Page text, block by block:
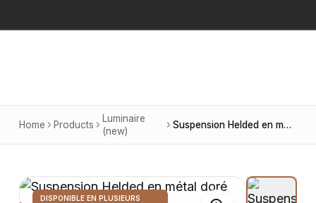
Home Products
Luminaire
(new)
Suspension Helded en métal doré avec globe en verre
DISPONIBLE EN PLUSIEURS